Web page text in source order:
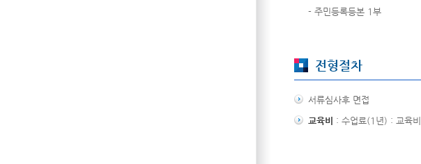
- 주민등록등본 1부
전형절차
서류심사후 면접
교육비 : 수업료(1년) : 교육